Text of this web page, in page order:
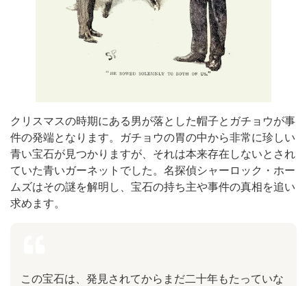
クリスマスの時期にある男が落とした帽子とガチョウが事
件の発端となります。ガチョウの胃の中から非常に珍しい
青い宝石が見つかりますが、それは本来存在しないとされ
ていた青いガーネットでした。名探偵シャーロック・ホー
ムズはその謎を解明し、宝石の持ち主や事件の真相を追い
求めます。
この宝石は、発見されてからまだ二十年もたっていな